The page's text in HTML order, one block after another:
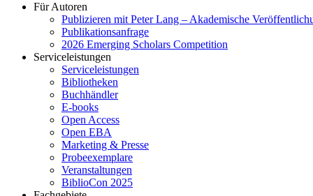
Für Autoren
Publizieren mit Peter Lang – Akademische
Publikationsanfrage
2026 Emerging Scholars Competition
Serviceleistungen
Serviceleistungen
Bibliotheken
Buchhändler
E-books
Open Access
Open EBA
Marketing & Presse
Probeexemplare
Veranstaltungen
BiblioCon 2025